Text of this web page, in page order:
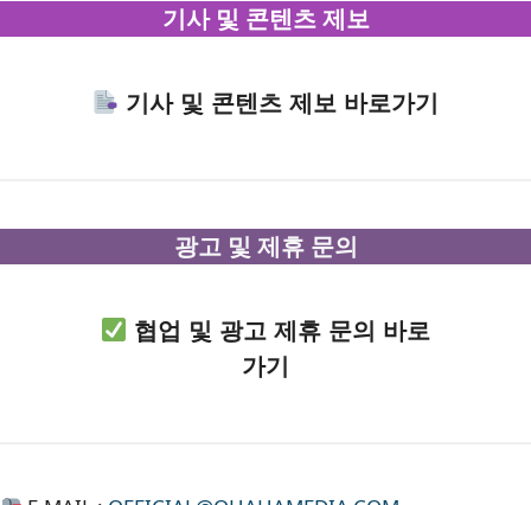
기사 및 콘텐츠 제보
기사 및 콘텐츠 제보 바로가기
광고 및 제휴 문의
협업 및 광고 제휴 문의 바로
가기